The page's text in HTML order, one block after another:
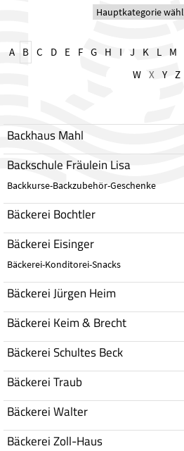
A B C D E F G H I J K L M
W
X Y
Z
Backhaus Mahl
Backschule Fräulein Lisa
Backkurse-Backzubehör-Geschenke
Bäckerei Bochtler
Bäckerei Eisinger
Bäckerei-Konditorei-Snacks
Bäckerei Jürgen Heim
Bäckerei Keim & Brecht
Bäckerei Schultes Beck
Bäckerei Traub
Bäckerei Walter
Bäckerei Zoll-Haus